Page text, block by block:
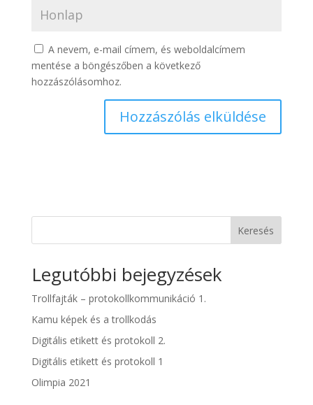
A nevem, e-mail címem, és weboldalcímem
mentése a böngészőben a következő
hozzászólásomhoz.
Keresés
Legutóbbi bejegyzések
Trollfajták – protokollkommunikáció 1.
Kamu képek és a trollkodás
Digitális etikett és protokoll 2.
Digitális etikett és protokoll 1
Olimpia 2021